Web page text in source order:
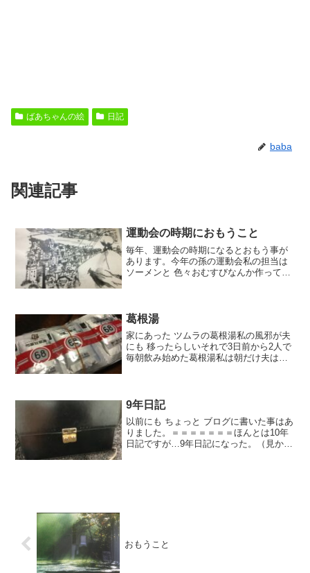
ばあちゃんの絵 日記
baba
関連記事
運動会の時期におもうこと
毎年、運動会の時期になるとおもう事が
あります。今年の孫の運動会私の担当は
ソーメンと 色々おむすびなんか作ってい
精一杯でした。あ...
葛根湯
家にあった ツムラの葛根湯私の風邪が夫
にも 移ったらしいそれで3日前から2人で
毎朝飲み始めた葛根湯私は朝だけ夫は会
ぐに治ったかも知...
9年日記
以前にも ちょっと ブログに書いた事はあ
りました。＝＝＝＝＝＝＝ほんとは10年
日記ですが…9年日記になった。（見かけ
おもうこと